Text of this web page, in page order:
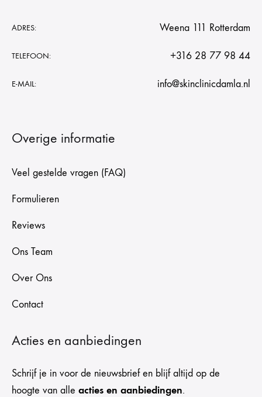
ADRES: Weena 111 Rotterdam
TELEFOON: +316 28 77 98 44
E-MAIL: info@skinclinicdamla.nl
Overige informatie
Veel gestelde vragen (FAQ)
Formulieren
Reviews
Ons Team
Over Ons
Contact
Acties en aanbiedingen
Schrijf je in voor de nieuwsbrief en blijf altijd op de
hoogte van alle acties en aanbiedingen.